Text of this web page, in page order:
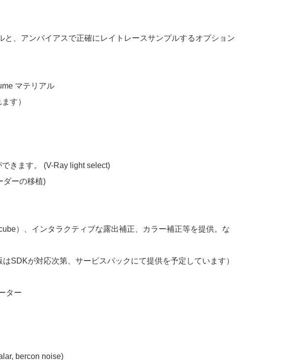
、アンバイアスで正確にレイトレースサンプルするオプション
マテリアル
す）
きます。 (V-Ray light select)
ダーの移植)
）、インタラクティブな露出補正、カラー補正等を提供。な
SDKが対応次第、サービスパックにて提供を予定しています）
ター
bercon noise)